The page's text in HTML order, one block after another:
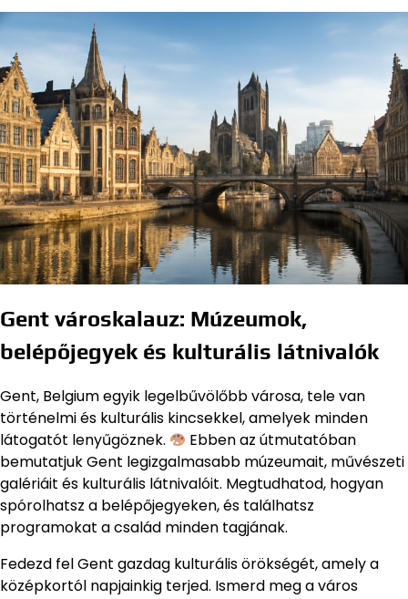
Gent városkalauz: Múzeumok,
belépőjegyek és kulturális látnivalók
Gent, Belgium egyik legelbűvölőbb városa, tele van
történelmi és kulturális kincsekkel, amelyek minden
látogatót lenyűgöznek.
Ebben az útmutatóban
bemutatjuk Gent legizgalmasabb múzeumait, művészeti
galériáit és kulturális látnivalóit. Megtudhatod, hogyan
spórolhatsz a belépőjegyeken, és találhatsz
programokat a család minden tagjának.
Fedezd fel Gent gazdag kulturális örökségét, amely a
középkortól napjainkig terjed. Ismerd meg a város